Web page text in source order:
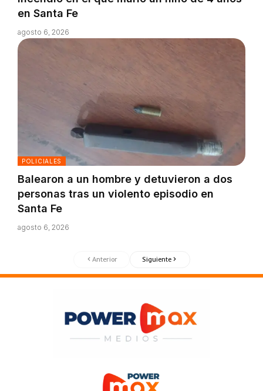
en Santa Fe
agosto 6, 2026
POLICIALES
Balearon a un hombre y detuvieron a dos
personas tras un violento episodio en
Santa Fe
agosto 6, 2026
Anterior Siguiente